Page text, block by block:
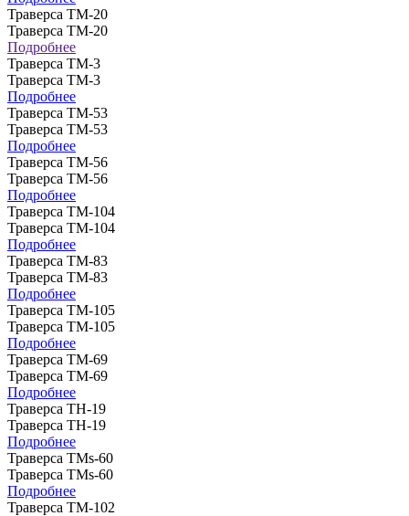
Траверса ТМ-20
Траверса ТМ-20
Подробнее
Траверса ТМ-3
Траверса ТМ-3
Подробнее
Траверса ТМ-53
Траверса ТМ-53
Подробнее
Траверса ТМ-56
Траверса ТМ-56
Подробнее
Траверса ТМ-104
Траверса ТМ-104
Подробнее
Траверса ТМ-83
Траверса ТМ-83
Подробнее
Траверса ТМ-105
Траверса ТМ-105
Подробнее
Траверса ТМ-69
Траверса ТМ-69
Подробнее
Траверса ТН-19
Траверса ТН-19
Подробнее
Траверса ТМs-60
Траверса ТМs-60
Подробнее
Траверса ТМ-102